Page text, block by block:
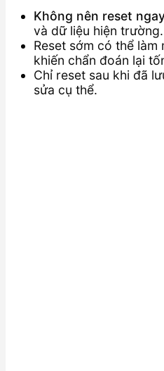
Không nên reset
và dữ liệu hiện trường.
Reset sớm có thể
khiến chẩn đoán lại
Chỉ reset sau khi đã
sửa cụ thể.